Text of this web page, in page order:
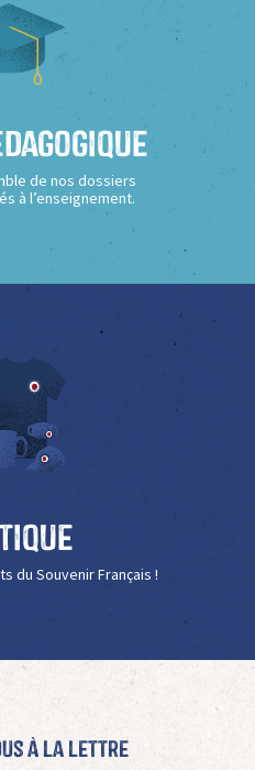
de nos dossiers
à l’enseignement.
du Souvenir Français !
à La Lettre